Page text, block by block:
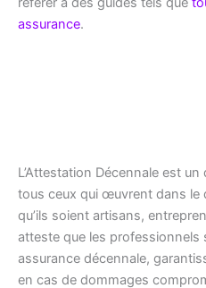
assurance.
L’Attestation Décennale est
tous ceux qui œuvrent dans le
qu’ils soient artisans,
atteste que les professionnels
assurance décennale,
en cas de dommages